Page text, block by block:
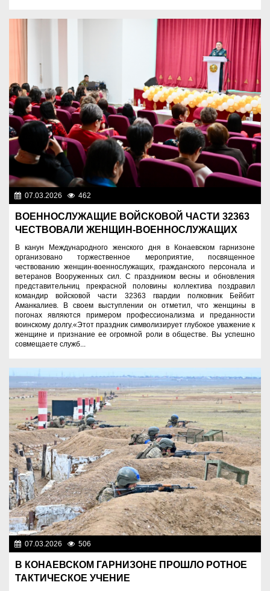
07.03.2026 462
ВОЕННОСЛУЖАЩИЕ ВОЙСКОВОЙ ЧАСТИ 32363
ЧЕСТВОВАЛИ ЖЕНЩИН-ВОЕННОСЛУЖАЩИХ
В канун Международного женского дня в Конаевском гарнизоне
организовано торжественное мероприятие, посвященное
чествованию женщин-военнослужащих, гражданского персонала и
ветеранов Вооруженных сил. С праздником весны и обновления
представительниц прекрасной половины коллектива поздравил
командир войсковой части 32363 гвардии полковник Бейбит
Аманкалиев. В своем выступлении он отметил, что женщины в
погонах являются примером профессионализма и преданности
воинскому долгу.«Этот праздник символизирует глубокое уважение к
женщине и признание ее огромной роли в обществе. Вы успешно
совмещаете служб...
07.03.2026 506
В КОНАЕВСКОМ ГАРНИЗОНЕ ПРОШЛО РОТНОЕ
ТАКТИЧЕСКОЕ УЧЕНИЕ